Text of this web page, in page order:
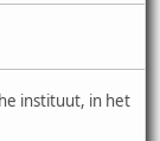
instituut, in het